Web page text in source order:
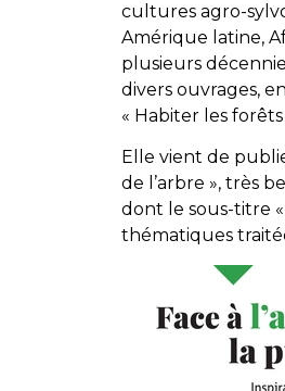
cultures agro-
Amérique latine,
plusieurs
divers ouvrages,
« Habiter les
Elle vient de
de l’arbre », très
dont le sous-titre
thématiques